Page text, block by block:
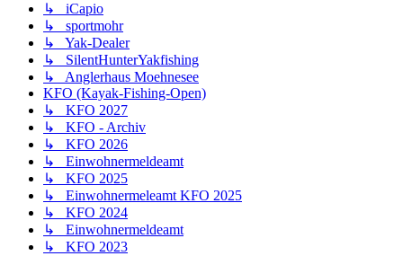
↳ iCapio
↳ sportmohr
↳ Yak-Dealer
↳ SilentHunterYakfishing
↳ Anglerhaus Moehnesee
KFO (Kayak-Fishing-Open)
↳ KFO 2027
↳ KFO - Archiv
↳ KFO 2026
↳ Einwohnermeldeamt
↳ KFO 2025
↳ Einwohnermeleamt KFO 2025
↳ KFO 2024
↳ Einwohnermeldeamt
↳ KFO 2023